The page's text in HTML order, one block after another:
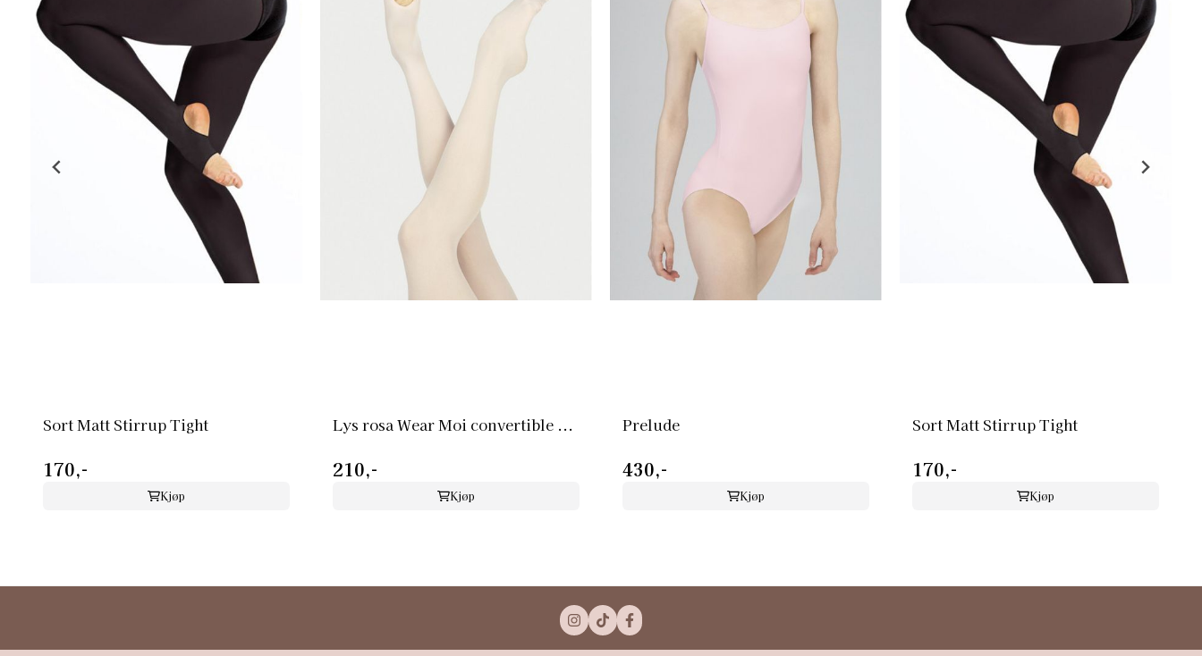
Sort Matt Stirrup Tight
170,-
Kjøp
Lys rosa Wear Moi convertible ...
210,-
Kjøp
Prelude
430,-
Kjøp
Sort Matt Stirrup Tight
170,-
Kjøp